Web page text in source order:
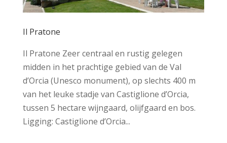
Il Pratone
Il Pratone Zeer centraal en rustig gelegen
midden in het prachtige gebied van de Val
d’Orcia (Unesco monument), op slechts 400 m
van het leuke stadje van Castiglione d’Orcia,
tussen 5 hectare wijngaard, olijfgaard en bos.
Ligging: Castiglione d’Orcia...